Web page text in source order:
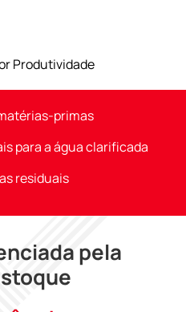
Produtividade
primas
para a água clarificada
residuais
pela